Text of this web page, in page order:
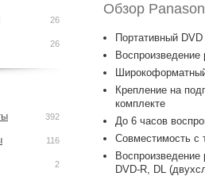
Обзор
Портативный
Крепление на
комплекте
До 6 часов
Совместимость с
DVD-R, DL
26
26
392
116
2